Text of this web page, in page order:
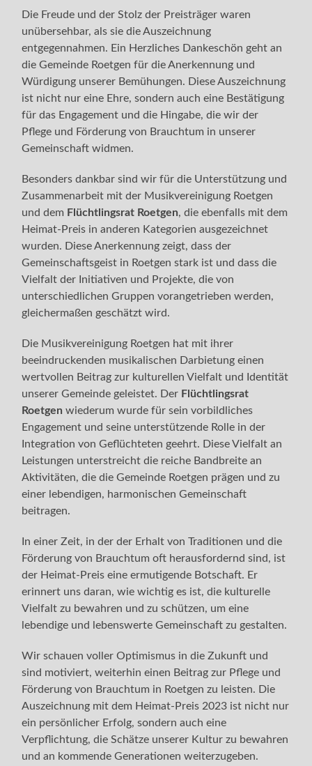
Die Freude und der Stolz der Preisträger waren
unübersehbar, als sie die Auszeichnung
entgegennahmen. Ein Herzliches Dankeschön geht an
die Gemeinde Roetgen für die Anerkennung und
Würdigung unserer Bemühungen. Diese Auszeichnung
ist nicht nur eine Ehre, sondern auch eine Bestätigung
für das Engagement und die Hingabe, die wir der
Pflege und Förderung von Brauchtum in unserer
Gemeinschaft widmen.
Besonders dankbar sind wir für die Unterstützung und
Zusammenarbeit mit der Musikvereinigung Roetgen
und dem Flüchtlingsrat Roetgen, die ebenfalls mit dem
Heimat-Preis in anderen Kategorien ausgezeichnet
wurden. Diese Anerkennung zeigt, dass der
Gemeinschaftsgeist in Roetgen stark ist und dass die
Vielfalt der Initiativen und Projekte, die von
unterschiedlichen Gruppen vorangetrieben werden,
gleichermaßen geschätzt wird.
Die Musikvereinigung Roetgen hat mit ihrer
beeindruckenden musikalischen Darbietung einen
wertvollen Beitrag zur kulturellen Vielfalt und Identität
unserer Gemeinde geleistet. Der Flüchtlingsrat
Roetgen wiederum wurde für sein vorbildliches
Engagement und seine unterstützende Rolle in der
Integration von Geflüchteten geehrt. Diese Vielfalt an
Leistungen unterstreicht die reiche Bandbreite an
Aktivitäten, die die Gemeinde Roetgen prägen und zu
einer lebendigen, harmonischen Gemeinschaft
beitragen.
In einer Zeit, in der der Erhalt von Traditionen und die
Förderung von Brauchtum oft herausfordernd sind, ist
der Heimat-Preis eine ermutigende Botschaft. Er
erinnert uns daran, wie wichtig es ist, die kulturelle
Vielfalt zu bewahren und zu schützen, um eine
lebendige und lebenswerte Gemeinschaft zu gestalten.
Wir schauen voller Optimismus in die Zukunft und
sind motiviert, weiterhin einen Beitrag zur Pflege und
Förderung von Brauchtum in Roetgen zu leisten. Die
Auszeichnung mit dem Heimat-Preis 2023 ist nicht nur
ein persönlicher Erfolg, sondern auch eine
Verpflichtung, die Schätze unserer Kultur zu bewahren
und an kommende Generationen weiterzugeben.